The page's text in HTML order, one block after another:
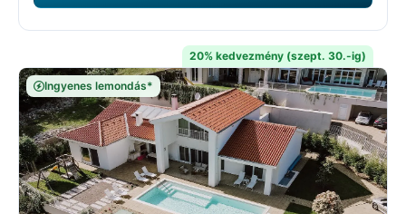
20% kedvezmény (szept. 30.-ig)
Ingyenes lemondás*